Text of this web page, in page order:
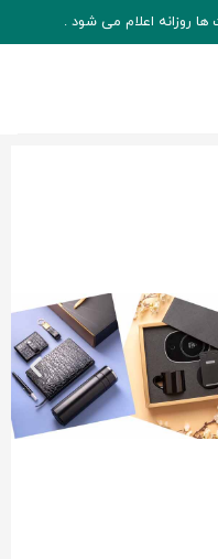
روزانه اعلام می شود .